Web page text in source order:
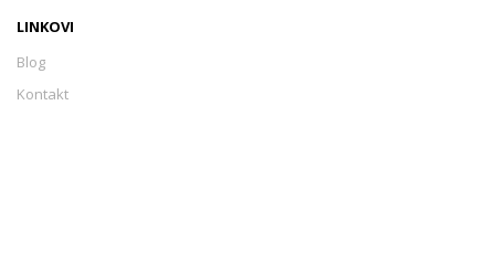
LINKOVI
Blog
Kontakt